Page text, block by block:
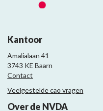
Kantoor
Amalialaan 41
3743 KE Baarn
Contact
Veelgestelde cao vragen
Over de NVDA